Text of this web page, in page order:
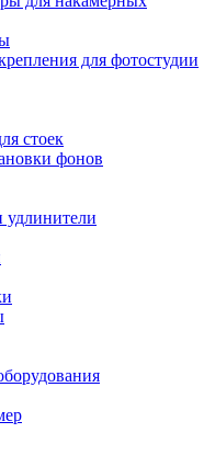
для фотостудии
стоек
фонов